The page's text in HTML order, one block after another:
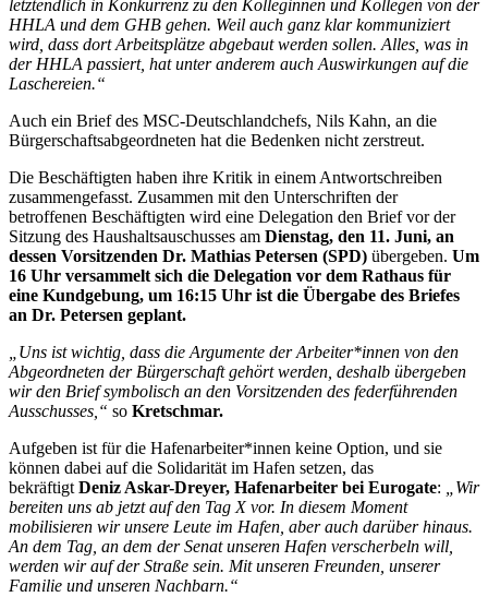
letztendlich in Konkurrenz zu den Kolleginnen und Kollegen von der
HHLA und dem GHB gehen. Weil auch ganz klar kommuniziert
wird, dass dort Arbeitsplätze abgebaut werden sollen. Alles, was in
der HHLA passiert, hat unter anderem auch Auswirkungen auf die
Laschereien.“
Auch ein Brief des MSC-Deutschlandchefs, Nils Kahn, an die
Bürgerschaftsabgeordneten hat die Bedenken nicht zerstreut.
Die Beschäftigten haben ihre Kritik in einem Antwortschreiben
zusammengefasst. Zusammen mit den Unterschriften der
betroffenen Beschäftigten wird eine Delegation den Brief vor der
Sitzung des Haushaltsauschusses am Dienstag, den 11. Juni, an
dessen Vorsitzenden Dr. Mathias Petersen (SPD) übergeben. Um
16 Uhr versammelt sich die Delegation vor dem Rathaus für
eine Kundgebung, um 16:15 Uhr ist die Übergabe des Briefes
an Dr. Petersen geplant.
„Uns ist wichtig, dass die Argumente der Arbeiter*innen von den
Abgeordneten der Bürgerschaft gehört werden, deshalb übergeben
wir den Brief symbolisch an den Vorsitzenden des federführenden
Ausschusses,“ so Kretschmar.
Aufgeben ist für die Hafenarbeiter*innen keine Option, und sie
können dabei auf die Solidarität im Hafen setzen, das
bekräftigt Deniz Askar-Dreyer, Hafenarbeiter bei Eurogate:
„Wir
bereiten uns ab jetzt auf den Tag X vor. In diesem Moment
mobilisieren wir unsere Leute im Hafen, aber auch darüber hinaus.
An dem Tag, an dem der Senat unseren Hafen verscherbeln will,
werden wir auf der Straße sein. Mit unseren Freunden, unserer
Familie und unseren Nachbarn.“